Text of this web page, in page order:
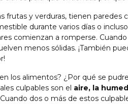
frutas y verduras, tienen paredes
durante varios días o
comienzan a romperse.
menos sólidas. ¡También
los alimentos? ¿Por qué se
culpables son el aire, la
Cuando dos o más de estos